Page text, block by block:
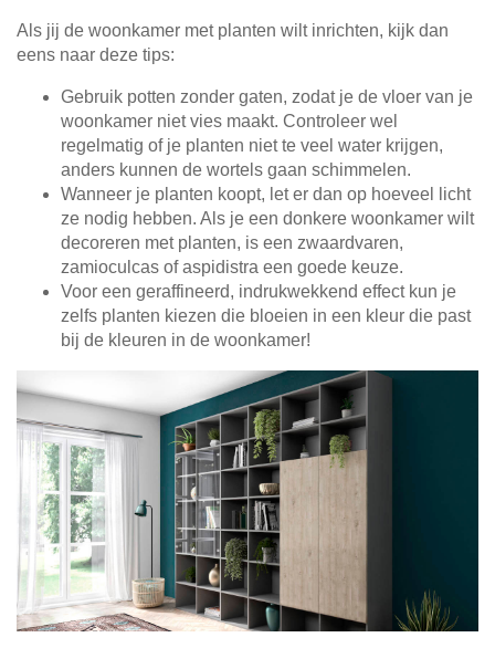
Als jij de woonkamer met planten wilt inrichten, kijk dan
eens naar deze tips:
Gebruik potten zonder gaten, zodat je de vloer van je
woonkamer niet vies maakt. Controleer wel
regelmatig of je planten niet te veel water krijgen,
anders kunnen de wortels gaan schimmelen.
Wanneer je planten koopt, let er dan op hoeveel licht
ze nodig hebben. Als je een donkere woonkamer wilt
decoreren met planten, is een zwaardvaren,
zamioculcas of aspidistra een goede keuze.
Voor een geraffineerd, indrukwekkend effect kun je
zelfs planten kiezen die bloeien in een kleur die past
bij de kleuren in de woonkamer!